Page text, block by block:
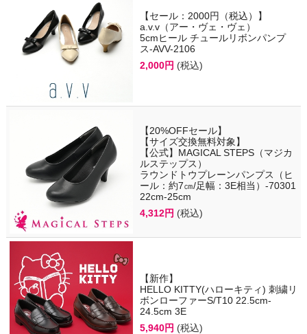
【セール：2000円（税込）】
a.v.v（アー・ヴェ・ヴェ）
5cmヒール チュールリボンパンプ
ス-AVV-2106
2,000円 (税込)
【20%OFFセール】
【サイズ交換無料対象】
【公式】MAGICAL STEPS（マジカ
ルステップス）
ラウンドトウプレーンパンプス（ヒ
ール：約7㎝/足幅：3E相当）-70301
22cm-25cm
4,312円 (税込)
【新作】
HELLO KITTY(ハローキティ) 刺繍リ
ボンローファーS/T10 22.5cm-
24.5cm 3E
5,940円 (税込)